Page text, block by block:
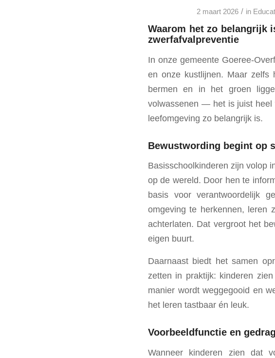
2 maart 2026 / in
Waarom het zo belangrijk
zwerfafvalpreventie
In onze gemeente Goeree-
en onze kustlijnen. Maar zelfs
bermen en in het groen
volwassenen — het is juist heel
leefomgeving zo belangrijk is.
Bewustwording begint op
Basisschoolkinderen zijn volop
op de wereld. Door hen te
basis voor verantwoordelijk
omgeving te herkennen,
achterlaten. Dat vergroot het
eigen buurt.
Daarnaast biedt het samen
zetten in praktijk: kinderen
manier wordt weggegooid en
het leren tastbaar én leuk.
Voorbeeldfunctie en
Wanneer kinderen zien dat